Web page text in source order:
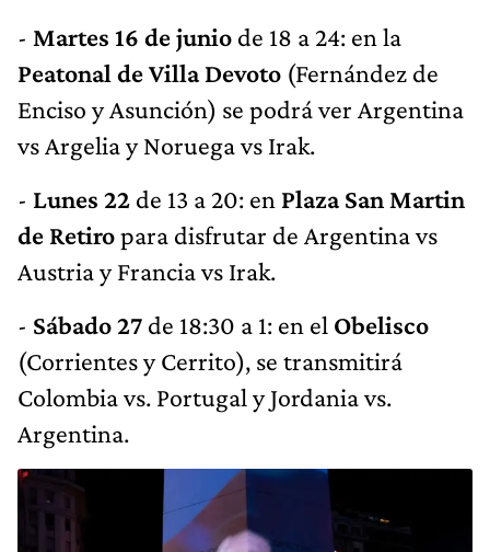
- Martes 16 de junio de 18 a 24: en la
Peatonal de Villa Devoto (Fernández de
Enciso y Asunción) se podrá ver Argentina
vs Argelia y Noruega vs Irak.
- Lunes 22 de 13 a 20: en Plaza San Martin
de Retiropara disfrutar de Argentina vs
Austria y Francia vs Irak.
- Sábado 27 de 18:30 a 1: en el Obelisco
(Corrientes y Cerrito), se transmitirá
Colombia vs. Portugal y Jordania vs.
Argentina.